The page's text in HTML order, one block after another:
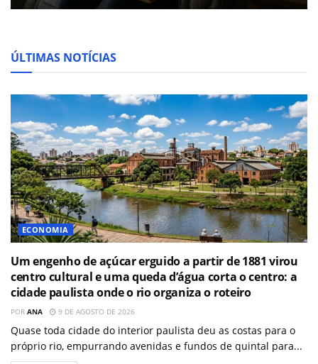
ÚLTIMAS NOTÍCIAS
ECONOMIA
Um engenho de açúcar erguido a partir de 1881 virou
centro cultural e uma queda d’água corta o centro: a
cidade paulista onde o rio organiza o roteiro
POR ANA 9 DE AGOSTO DE 2026
Quase toda cidade do interior paulista deu as costas para o
próprio rio, empurrando avenidas e fundos de quintal para...